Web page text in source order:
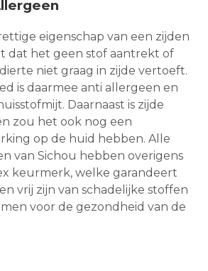
eigenschap van een zijden
dat het geen stof aantrekt of
niet graag in zijde vertoeft.
is daarmee anti allergeen en
Daarnaast is zijde
zou het ook nog een
op de huid hebben. Alle
van Sichou hebben overigens
keurmerk, welke garandeert
vrij zijn van schadelijke stoffen
voor de gezondheid van de